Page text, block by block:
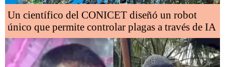
Un científico del CONICET diseñó un robot
único que permite controlar plagas a través de IA